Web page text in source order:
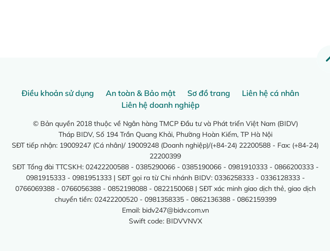
Điều khoản sử dụng An toàn & Bảo mật Sơ đồ trang
Liên hệ cá nhân
Liên hệ doanh nghiệp
© Bản quyền 2018 thuộc về Ngân hàng TMCP Đầu tư và Phát triển Việt Nam (BIDV)
Tháp BIDV, Số 194 Trần Quang Khải, Phường Hoàn Kiếm, TP Hà Nội
SĐT tiếp nhận: 19009247 (Cá nhân)/ 19009248 (Doanh nghiệp)/(+84-24) 22200588 - Fax: (+84-24)
22200399
SĐT Tổng đài TTCSKH: 02422200588 - 0385290066 - 0385190066 - 0981910333 - 0866200333 -
0981915333 - 0981951333 | SĐT gọi ra từ Chi nhánh BIDV: 0336258333 - 0336128333 -
0766069388 - 0766056388 - 0852198088 - 0822150068 | SĐT xác minh giao dịch thẻ, giao dịch
chuyển tiền: 02422200520 - 0981358335 - 0862136388 - 0862159399
Email: bidv247@bidv.com.vn
Swift code: BIDVVNVX